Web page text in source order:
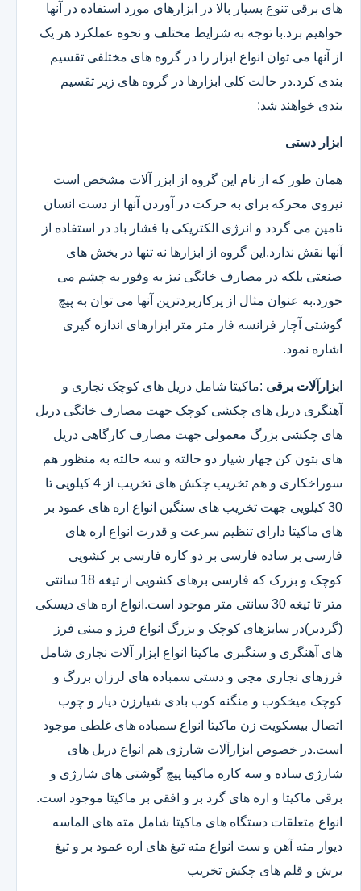
های برقی تنوع بسیار بالا در ابزارهای مورد استفاده در آنها
خواهیم برد.با توجه به شرایط مختلف و نحوه عملکرد هر یک
از آنها می توان انواع ابزار را در گروه های مختلفی تقسیم
بندی کرد.در حالت کلی ابزارها در گروه های زیر تقسیم
بندی خواهند شد:
ابزار دستی
همان طور که از نام این گروه از ابزر آلات مشخص است
نیروی محرکه برای به حرکت در آوردن آنها از دست انسان
تامین می گردد و انرژی الکتریکی یا فشار باد در استفاده از
آنها نقش ندارد.این گروه از ابزارها نه تنها در بخش های
صنعتی بلکه در مصارف خانگی نیز به وفور به چشم می
خورد.به عنوان مثال از پرکاربردترین آنها می توان به پیچ
گوشتی آچار فرانسه فاز متر متر ابزارهای اندازه گیری
اشاره نمود.
ابزارآلات برقی :ماکیتا شامل دریل های کوچک نجاری و
آهنگری دریل های چکشی کوچک جهت مصارف خانگی دریل
های چکشی بزرگ معمولی جهت مصارف کارگاهی دریل
های بتون کن چهار شیار دو حالته و سه حالته به منظور هم
سوراخکاری و هم تخریب چکش های تخریب از 4 کیلویی تا
30 کیلویی جهت تخریب های سنگین انواع اره های عمود بر
های ماکیتا دارای تنظیم سرعت و قدرت انواع اره های
فارسی بر ساده فارسی بر دو کاره فارسی بر کشویی
کوچک و بزرک که فارسی برهای کشویی از تیغه 18 سانتی
متر تا تیغه 30 سانتی متر موجود است.انواع اره های دیسکی
(گردبر)در سایزهای کوچک و بزرگ انواع فرز و مینی فرز
های آهنگری و سنگبری ماکیتا انواع ابزار آلات نجاری شامل
فرزهای نجاری مچی و دستی سمباده های لرزان بزرگ و
کوچک میخکوب و منگنه کوب بادی شیارزن دیار و چوب
اتصال بیسکویت زن ماکیتا انواع سمباده های غلطی موجود
است.در خصوص ابزارآلات شارژی هم انواع دریل های
شارژی ساده و سه کاره ماکیتا پیچ گوشتی های شارژی و
برقی ماکیتا و اره های گرد بر و افقی بر ماکیتا موجود است.
انواع متعلقات دستگاه های ماکیتا شامل مته های الماسه
دیوار مته آهن و ست انواع مته تیغ های اره عمود بر و تیغ
برش و قلم های چکش تخریب